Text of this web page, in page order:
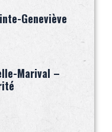
Geneviève
Marival –